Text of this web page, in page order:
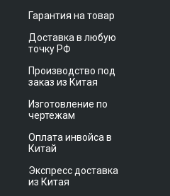
Гарантия на товар
Доставка в любую
точку РФ
Производство под
заказ из Китая
Изготовление по
чертежам
Оплата инвойса в
Китай
Экспресс доставка
из Китая